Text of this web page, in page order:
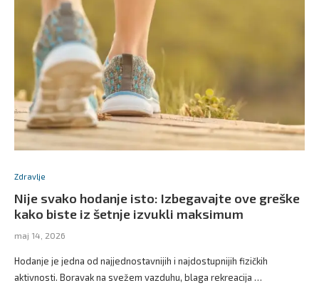
Zdravlje
Nije svako hodanje isto: Izbegavajte ove greške
kako biste iz šetnje izvukli maksimum
maj 14, 2026
Hodanje je jedna od najjednostavnijih i najdostupnijih fizičkih
aktivnosti. Boravak na svežem vazduhu, blaga rekreacija …